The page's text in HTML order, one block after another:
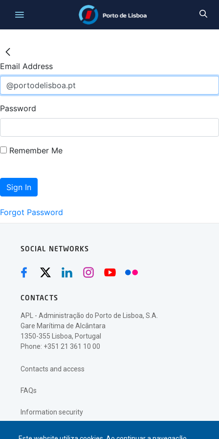
Email Address
Password
Remember Me
Sign In
Forgot Password
SOCIAL NETWORKS
CONTACTS
APL - Administração do Porto de Lisboa, S.A.
Gare Marítima de Alcântara
1350-355 Lisboa, Portugal
Phone: +351 21 361 10 00
Contacts and access
FAQs
Information security
Privacy policy